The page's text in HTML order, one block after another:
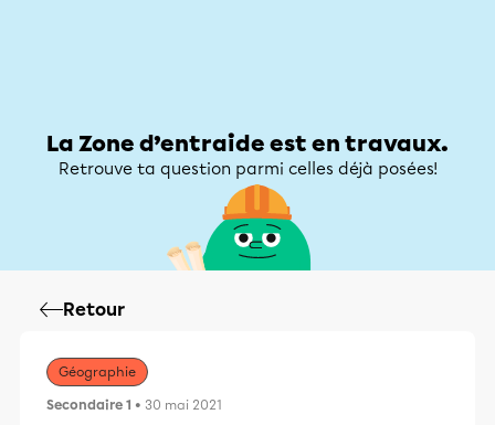
La Zone d’entraide est en travaux.
Retrouve ta question parmi celles déjà posées!
Retour
Géographie
Secondaire 1 • 30 mai 2021